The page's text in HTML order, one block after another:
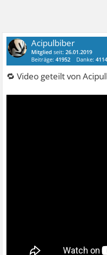
Acipulbiber
Mitglied seit:26.01.2019
Beiträge:41952 Danke:
🔁 Video geteilt von